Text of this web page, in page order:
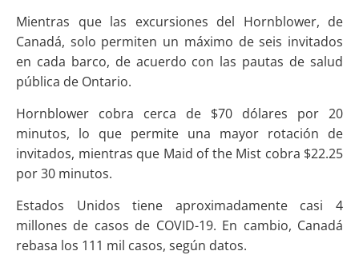
Mientras que las excursiones del Hornblower, de
Canadá, solo permiten un máximo de seis invitados
en cada barco, de acuerdo con las pautas de salud
pública de Ontario.
Hornblower cobra cerca de $70 dólares por 20
minutos, lo que permite una mayor rotación de
invitados, mientras que Maid of the Mist cobra $22.25
por 30 minutos.
Estados Unidos tiene aproximadamente casi 4
millones de casos de COVID-19. En cambio, Canadá
rebasa los 111 mil casos, según datos.